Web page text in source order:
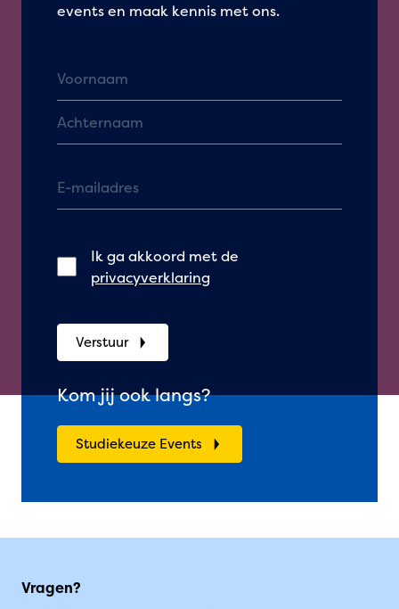
events en maak kennis met ons.
Ik ga akkoord met de
privacyverklaring
Verstuur
Kom jij ook langs?
Studiekeuze Events
Vragen?